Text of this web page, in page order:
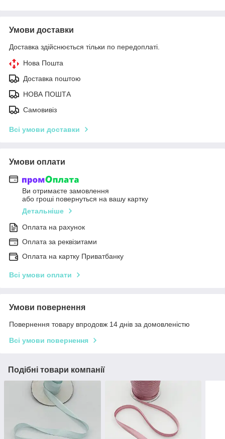
Умови доставки
Доставка здійснюється тільки по передоплаті.
Нова Пошта
Доставка поштою
НОВА ПОШТА
Самовивіз
Всі умови доставки
Умови оплати
Ви отримаєте замовлення
або гроші повернуться на вашу картку
Детальніше
Оплата на рахунок
Оплата за реквізитами
Оплата на картку Приватбанку
Всі умови оплати
Умови повернення
Повернення товару впродовж 14 днів за домовленістю
Всі умови повернення
Подібні товари компанії